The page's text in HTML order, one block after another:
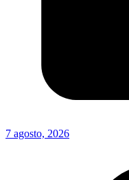
7 agosto, 2026